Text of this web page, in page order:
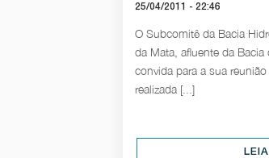
25/04/2011 - 22:46
O Subcomitê da Bacia
da Mata, afluente da Bacia
convida para a sua
realizada [...]
LEIA